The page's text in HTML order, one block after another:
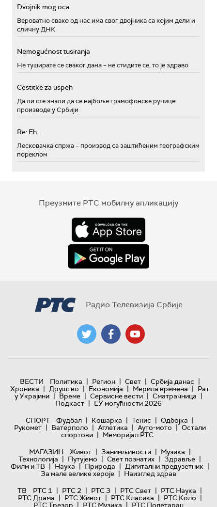
Dvojnik mog oca
Вероватно свако од нас има свог двојника са којим дели и
сличну ДНК
Nemogućnost tusiranja
Не туширате се сваког дана – не стидите се, то је здраво
Cestitke za uspeh
Да ли сте знали да се најбоље грамофонске ручице
производе у Србији
Re: Eh...
Лесковачка спржа – производ са заштићеним географским
пореклом
Преузмите РТС мобилну апликацију
Радио Телевизија Србије
ВЕСТИ Политика | Регион | Свет | Србија данас |
Хроника | Друштво | Економија | Мерила времена | Рат
у Украјини | Време | Сервисне вести | Сматрачница |
Подкаст | ЕУ могућности 2026
СПОРТ
Фудбал | Кошарка | Тенис | Одбојка |
Рукомет | Ватерполо | Атлетика | Ауто-мото | Остали
спортови | Меморијал РТС
МАГАЗИН
Живот | Занимљивости | Музика |
Технологијa | Путујемо | Свет познатих | Здравље |
Филм и ТВ | Наука | Природа | Дигитални предузетник |
За мале велике хероје | Наизглед здрав
ТВ
РТС 1 | РТС 2 | РТС 3 | РТС Свет | РТС Наука |
РТС Драма | РТС Живот | РТС Класика | РТС Коло |